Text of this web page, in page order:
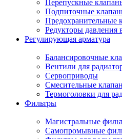
Перепускные
Подпиточные
Предохранительные
Редукторы давления
Регулирующая арматура
Балансировочные
Вентили для
Сервоприводы
Смесительные
Термоголовки для
Фильтры
Магистральные
Самопромывные